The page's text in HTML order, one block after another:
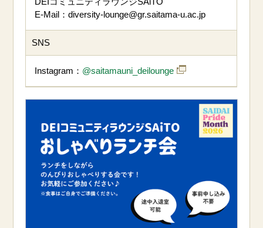
E-Mail：diversity-lounge@gr.saitama-u.ac.jp
SNS
Instagram： @saitamauni_deilounge